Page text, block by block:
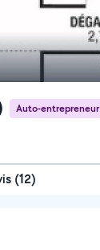
Auto-entrepreneur
(12)